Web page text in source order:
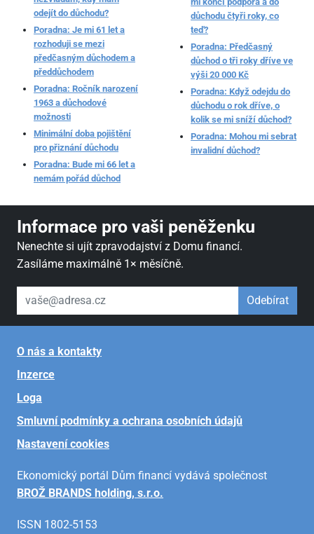
odejít do důchodu?
Poradna: Je mi 61 let a
rozhoduji se mezi
předčasným důchodem a
předdůchodem
Poradna: Ročník narození
1963 a důchodové
možnosti
Minimální doba pojištění
pro přiznání důchodu
Poradna: Bude mi 66 let a
nemám pořád důchod
důchodu čtyři roky, co
teď?
Poradna: Předčasný
důchod o tři roky dříve ve
výši 20 000 Kč
Poradna: Když odejdu do
důchodu o rok dříve, o
kolik se mi sníží důchod?
Poradna: Mohou mi sebrat
invalidní důchod?
Informace pro vaši peněženku
Nenechte si ujít zpravodajství z Domu financí.
Zasíláme maximálně 1× měsíčně.
váš email Odebírat
O nás a kontakty
Inzerce
Loga
Smluvní podmínky a ochrana osobních údajů
Nastavení cookies
Ekonomický portál Dům financí vydává společnost
BROŽ BRANDS holding, s.r.o.
ISSN 1802-5153